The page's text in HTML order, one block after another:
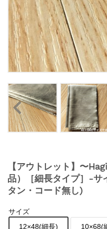
【アウトレット】〜
品）［細長タイプ］-
タン・コード無し)
サイズ
12×48(細長)
10×68(